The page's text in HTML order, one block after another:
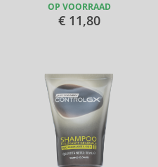
OP VOORRAAD
€ 11,80